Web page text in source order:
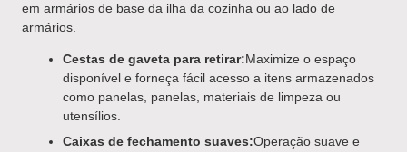
em armários de base da ilha da cozinha ou ao lado de
armários.
Cestas de gaveta para retirar:Maximize o espaço
disponível e forneça fácil acesso a itens armazenados
como panelas, panelas, materiais de limpeza ou
utensílios.
Caixas de fechamento suaves:Operação suave e